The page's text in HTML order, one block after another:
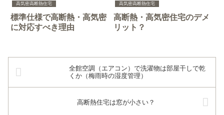
高気密高断熱住宅
標準仕様で高断熱・高気密
に対応すべき理由
高気密高断熱住宅
高断熱・高気密住宅のデメ
リット？
全館空調（エアコン）で洗濯物は部屋干しで乾
くか（梅雨時の湿度管理）
高断熱住宅は窓が小さい？